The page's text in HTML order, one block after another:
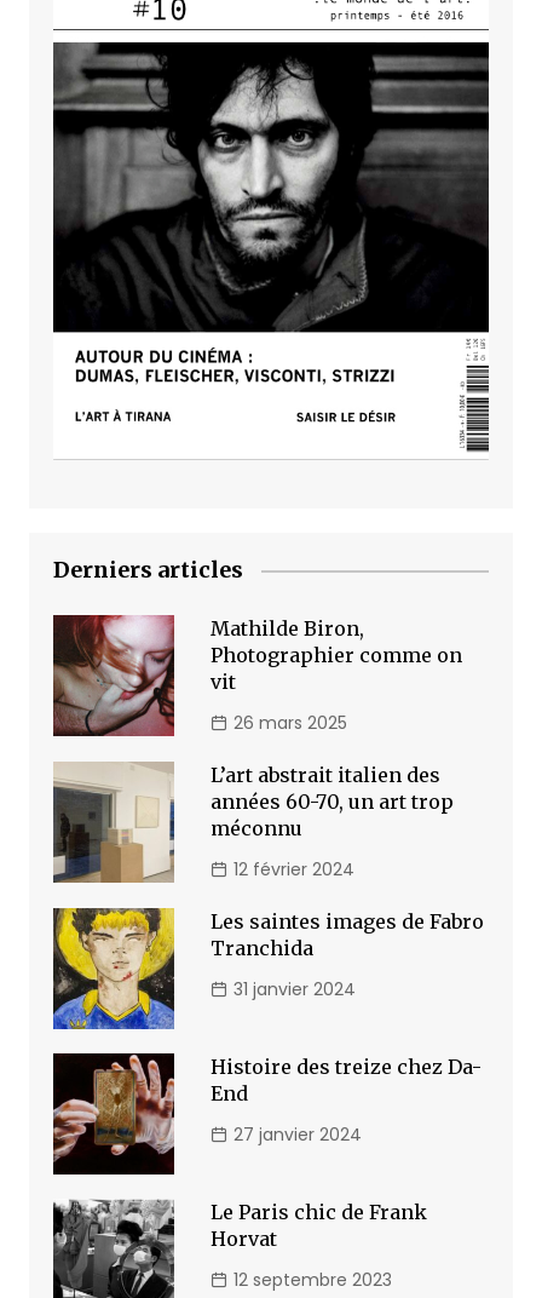
Derniers articles
Mathilde Biron,
Photographier comme on
vit
26 mars 2025
L’art abstrait italien des
années 60-70, un art trop
méconnu
12 février 2024
Les saintes images de Fabro
Tranchida
31 janvier 2024
Histoire des treize chez Da-
End
27 janvier 2024
Le Paris chic de Frank
Horvat
12 septembre 2023